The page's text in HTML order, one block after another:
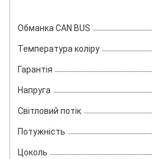
Обманка CAN BUS
Температура коліру
Гарантія
Напруга
Світловий потік
Потужність
Цоколь